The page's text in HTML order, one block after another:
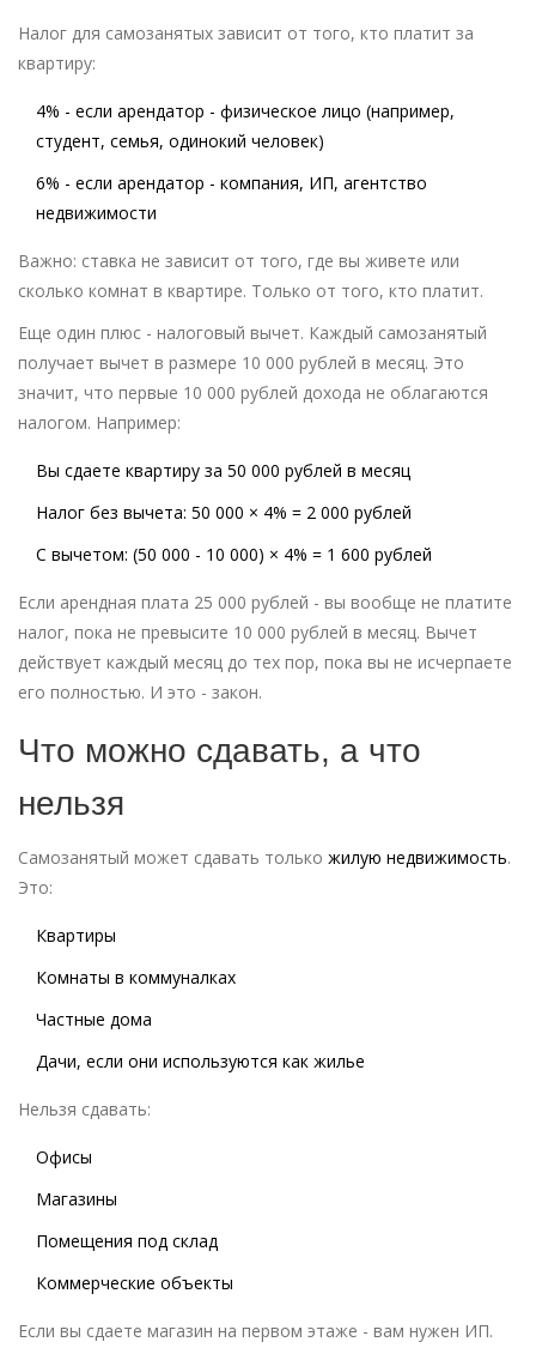
Налог для самозанятых зависит от того, кто платит за
квартиру:
4% - если арендатор - физическое лицо (например,
студент, семья, одинокий человек)
6% - если арендатор - компания, ИП, агентство
недвижимости
Важно: ставка не зависит от того, где вы живете или
сколько комнат в квартире. Только от того, кто платит.
Еще один плюс - налоговый вычет. Каждый самозанятый
получает вычет в размере 10 000 рублей в месяц. Это
значит, что первые 10 000 рублей дохода не облагаются
налогом. Например:
Вы сдаете квартиру за 50 000 рублей в месяц
Налог без вычета: 50 000 × 4% = 2 000 рублей
С вычетом: (50 000 - 10 000) × 4% = 1 600 рублей
Если арендная плата 25 000 рублей - вы вообще не платите
налог, пока не превысите 10 000 рублей в месяц. Вычет
действует каждый месяц до тех пор, пока вы не исчерпаете
его полностью. И это - закон.
Что можно сдавать, а что
нельзя
Самозанятый может сдавать только жилую недвижимость.
Это:
Квартиры
Комнаты в коммуналках
Частные дома
Дачи, если они используются как жилье
Нельзя сдавать:
Офисы
Магазины
Помещения под склад
Коммерческие объекты
Если вы сдаете магазин на первом этаже - вам нужен ИП.